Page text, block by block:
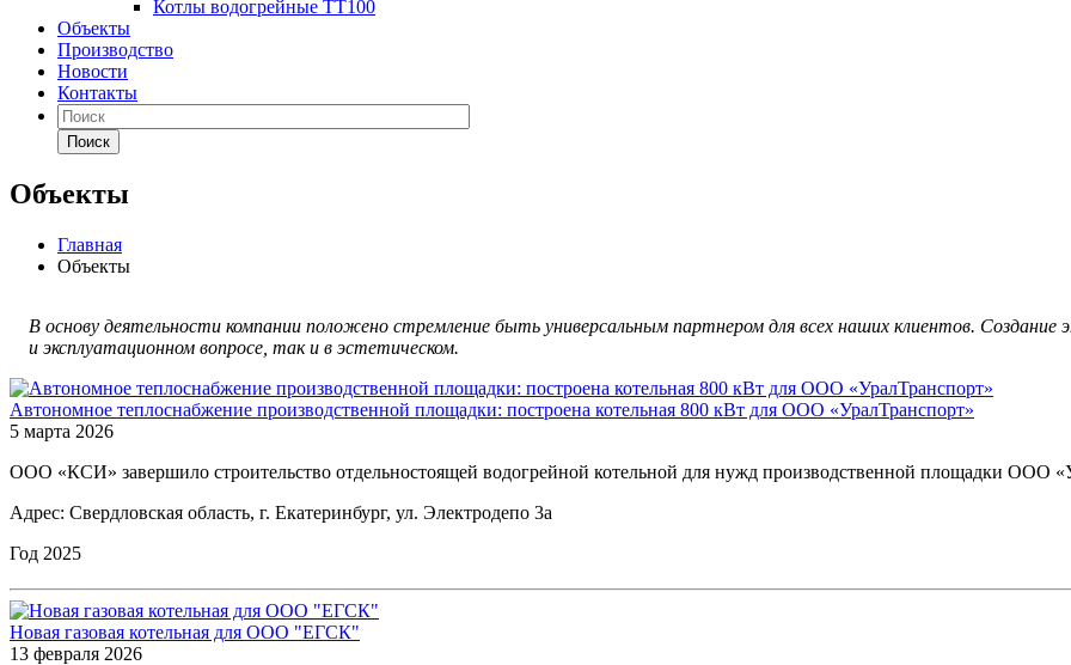
Котлы водогрейные ТТ100
Объекты
Производство
Новости
Контакты
Поиск
Объекты
Главная
Объекты
В основу деятельности компании положено стремление быть универсальным партнером для всех наших клиентов. Создание
и эксплуатационном вопросе, так и в эстетическом.
Автономное теплоснабжение производственной площадки: построена котельная 800 кВт для ООО «УралТранспорт»
5 марта 2026
ООО «КСИ» завершило строительство отдельностоящей водогрейной котельной для нужд производственной площадки ООО
Адрес: Свердловская область, г. Екатеринбург, ул. Электродепо 3а
Год 2025
Новая газовая котельная для ООО "ЕГСК"
13 февраля 2026